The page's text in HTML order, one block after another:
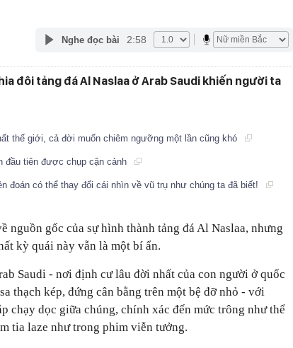
Nghe đọc bài 2:58
đôi tảng đá Al Naslaa ở Arab Saudi khiến người ta
thế giới, cả đời muốn chiêm ngưỡng một lần cũng khó
đầu tiên được chụp cận cảnh
đoán có thể thay đổi cái nhìn về vũ trụ như chúng ta đã biết!
nguồn gốc của sự hình thành tảng đá Al Naslaa, nhưng
kỳ quái này vẫn là một bí ẩn.
Saudi - nơi định cư lâu đời nhất của con người ở quốc
thạch kép, đứng cân bằng trên một bệ đỡ nhỏ - với
chạy dọc giữa chúng, chính xác đến mức trông như thể
tia laze như trong phim viễn tưởng.